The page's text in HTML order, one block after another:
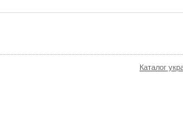
Каталог